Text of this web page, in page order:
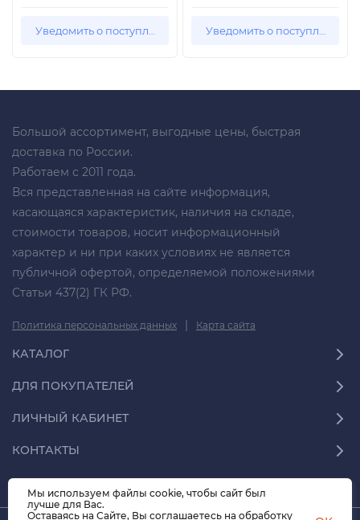
Уведомить о поступлении Уведомить о поступлении
Большой ассортимент, выгодные цены, быстрая
доставка по России.
Работаем с 2011 года.
Вся представленная на сайте информация,
касающаяся характеристик, наличия на складе,
стоимости товаров, носит информационный
характер и ни при каких условиях не является
публичной офертой, определяемой положениями
Статьи 437(2) ГК РФ.
Политика персональных данных | Карта сайта
КАТАЛОГ
ДЛЯ ПОКУПАТЕЛЕЙ
ЛИЧНЫЙ КАБИНЕТ
КОНТАКТЫ
Мы используем файлы cookie, чтобы сайт был
лучше для Вас.
Оставаясь на Сайте, Вы соглашаетесь на обработку